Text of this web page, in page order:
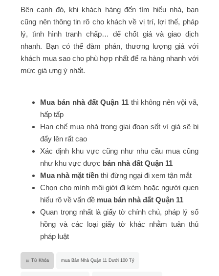
Bên cạnh đó, khi khách hàng đến tìm hiểu nhà, bạn
cũng nên thông tin rõ cho khách về vị trí, lợi thế, pháp
lý, tình hình tranh chấp… để chốt giá và giao dịch
nhanh. Bạn có thể đàm phán, thương lượng giá với
khách mua sao cho phù hợp nhất để ra hàng nhanh với
mức giá ưng ý nhất.
Mua bán nhà đất Quận 11 thì không nên vội vã,
hấp tấp
Hạn chế mua nhà trong giai đoạn sốt vì giá sẽ bị
đẩy lên rất cao
Xác định khu vực cũng như nhu cầu mua cũng
như khu vực được bán nhà đất Quận 11
Mua nhà mặt tiền thì đừng ngại đi xem tận mắt
Chọn cho mình môi giới đi kèm hoặc người quen
hiểu rõ về vấn đề mua bán nhà đất Quận 11
Quan trọng nhất là giấy tờ chính chủ, pháp lý sổ
hồng và các loại giấy tờ khác nhằm tuân thủ
pháp luật
Từ Khóa mua Bán Nhà Quận 11 Dưới 100 Tỷ